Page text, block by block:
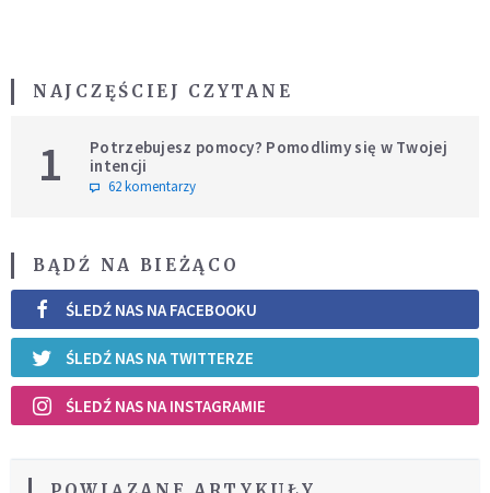
NAJCZĘŚCIEJ CZYTANE
1
Potrzebujesz pomocy? Pomodlimy się w Twojej
intencji
62 komentarzy
BĄDŹ NA BIEŻĄCO
ŚLEDŹ NAS NA FACEBOOKU
ŚLEDŹ NAS NA TWITTERZE
ŚLEDŹ NAS NA INSTAGRAMIE